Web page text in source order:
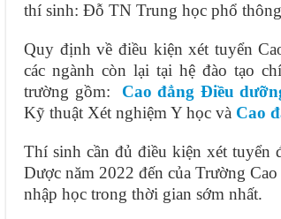
thí sinh: Đỗ TN Trung học phổ
Quy định về điều kiện xét tuyển
các ngành còn lại tại hệ đào tạo
trường gồm: Cao đẳng Điều
Kỹ thuật Xét nghiệm Y học và Cao
Thí sinh cần đủ điều kiện xét tuyển
Dược năm 2022 đến của Trường
nhập học trong thời gian sớm nhất.